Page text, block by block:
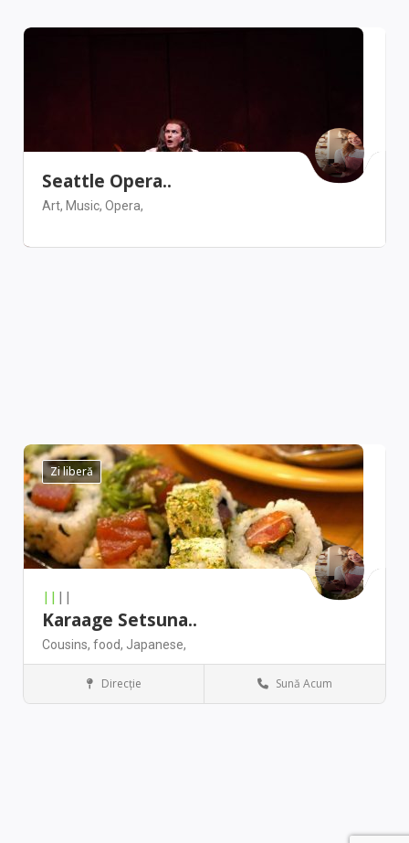
Seattle Opera..
Art, Music, Opera,
Zi liberă
|| ||
Karaage Setsuna..
Cousins, food, Japanese,
Seattle
Direcţie Sună Acum